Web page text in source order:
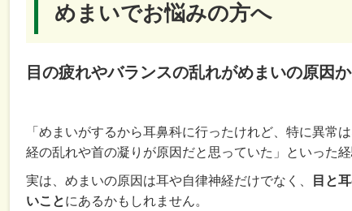
めまいでお悩みの方へ
目の疲れやバランスの乱れがめまいの原因
「めまいがするから耳鼻科に行ったけれど、特に異常
経の乱れや首の凝りが原因だと思っていた」といった
実は、めまいの原因は耳や自律神経だけでなく、
目と
いことにあるかもしれません。